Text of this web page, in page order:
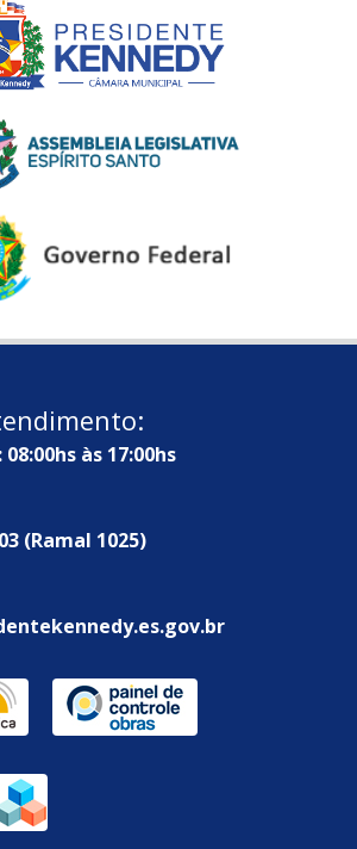
às 17:00hs
(Ramal 1025)